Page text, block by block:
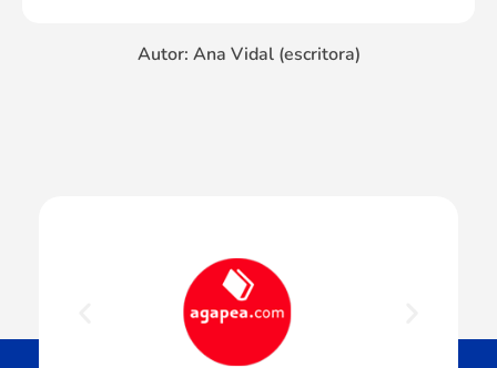
Autor: Ana Vidal (escritora)